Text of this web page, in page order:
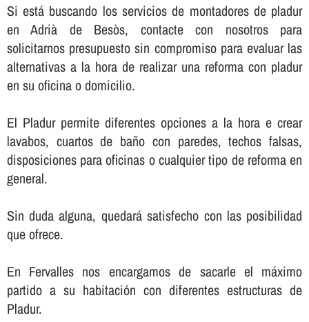
Si está buscando los servicios de montadores de pladur
en Adrià de Besòs, contacte con nosotros para
solicitarnos presupuesto sin compromiso para evaluar las
alternativas a la hora de realizar una reforma con pladur
en su oficina o domicilio.
El Pladur permite diferentes opciones a la hora e crear
lavabos, cuartos de baño con paredes, techos falsas,
disposiciones para oficinas o cualquier tipo de reforma en
general.
Sin duda alguna, quedará satisfecho con las posibilidad
que ofrece.
En Fervalles nos encargamos de sacarle el máximo
partido a su habitación con diferentes estructuras de
Pladur.